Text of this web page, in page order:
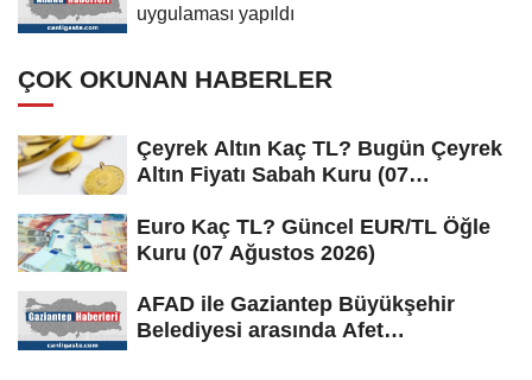
uygulaması yapıldı
ÇOK OKUNAN HABERLER
Çeyrek Altın Kaç TL? Bugün Çeyrek
Altın Fiyatı Sabah Kuru (07
Euro Kaç TL? Güncel EUR/TL Öğle
Kuru (07 Ağustos 2026)
AFAD ile Gaziantep Büyükşehir
Belediyesi arasında Afet